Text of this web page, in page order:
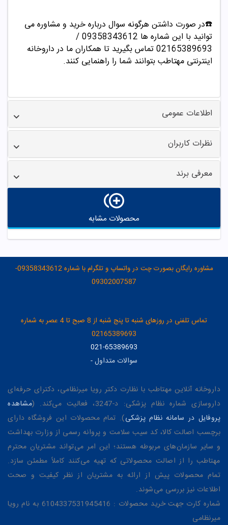
☎️در صورت داشتن هرگونه سوال درباره خرید و مشاوره می
توانید با این شماره ها 09358343612 /
02165389693تماس بگیرید تا همکاران ما در داروخانه
اینترنتی مهتاطب بتوانند شما را راهنمایی کنند.
اطلاعات عمومی
نظرات کاربران
معرفی برند
محصولات مشابه
مشاوره رایگان بصورت چت در واتساپ و تلگرام با شماره 09358343612-
09302007587
تماس تلفنی در روزهای شنبه تا پنج شنبه از 8 صبح تا 4 عصر به شماره
02165389693
021-65389693
سوالات متداول-
داروخانه آنلاین مهتاطب با نظارت دکتر رویا میرنظامی، دکترای حرفه‌ای
داروسازی شماره نظام پزشکی: د-3247، فعالیت می‌کند. (
مشاهده
پروفایل در سامانه نظام پزشکی). تمام محصولات این فروشگاه دارای
برچسب اصالت کالا، کد سیب سلامت و پروانه رسمی از وزارت بهداشت
و سایر سازمان‌های مربوطه هستند؛ این امر می‌تواند مشتریان محترم
مهتاطب را از اصالت محصولاتی که تهیه می‌کنند کاملاً مطمئن سازد.
تمام محصولات پیش از ارائه به مشتریان از نظر کیفیت و صحت
اطلاعات نیز بررسی می‌شوند.
شماره کارت جهت خرید محصولات : 6104337531945416 به نام رویا
میرنظامی